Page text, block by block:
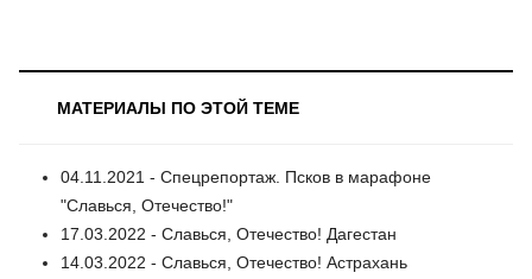
МАТЕРИАЛЫ ПО ЭТОЙ ТЕМЕ
04.11.2021 - Спецрепортаж. Псков в марафоне
"Славься, Отечество!"
17.03.2022 - Славься, Отечество! Дагестан
14.03.2022 - Славься, Отечество! Астрахань